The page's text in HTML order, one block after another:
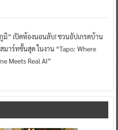
มิ” เปิดห้องนอนลับ! ชวนอัปเกรดบ้าน
มาร์ทขั้นสุด ในงาน “Tapo: Where
Meets Real AI”